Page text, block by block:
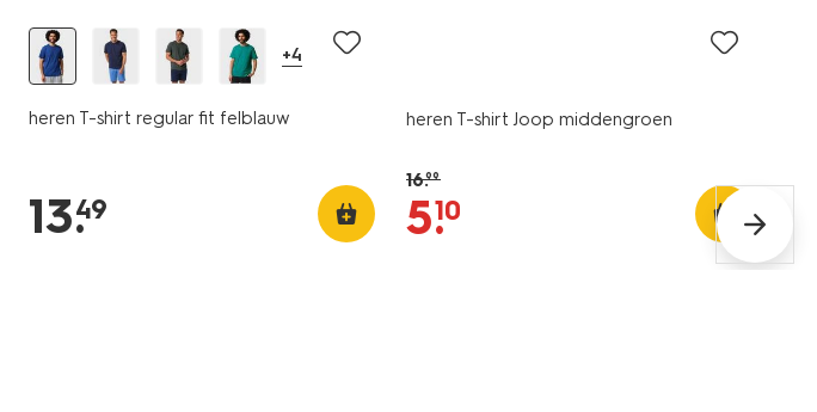
+4
heren T-shirt regular fit felblauw
13.
49
heren T-shirt Joop middengroen
16.99
5.
10